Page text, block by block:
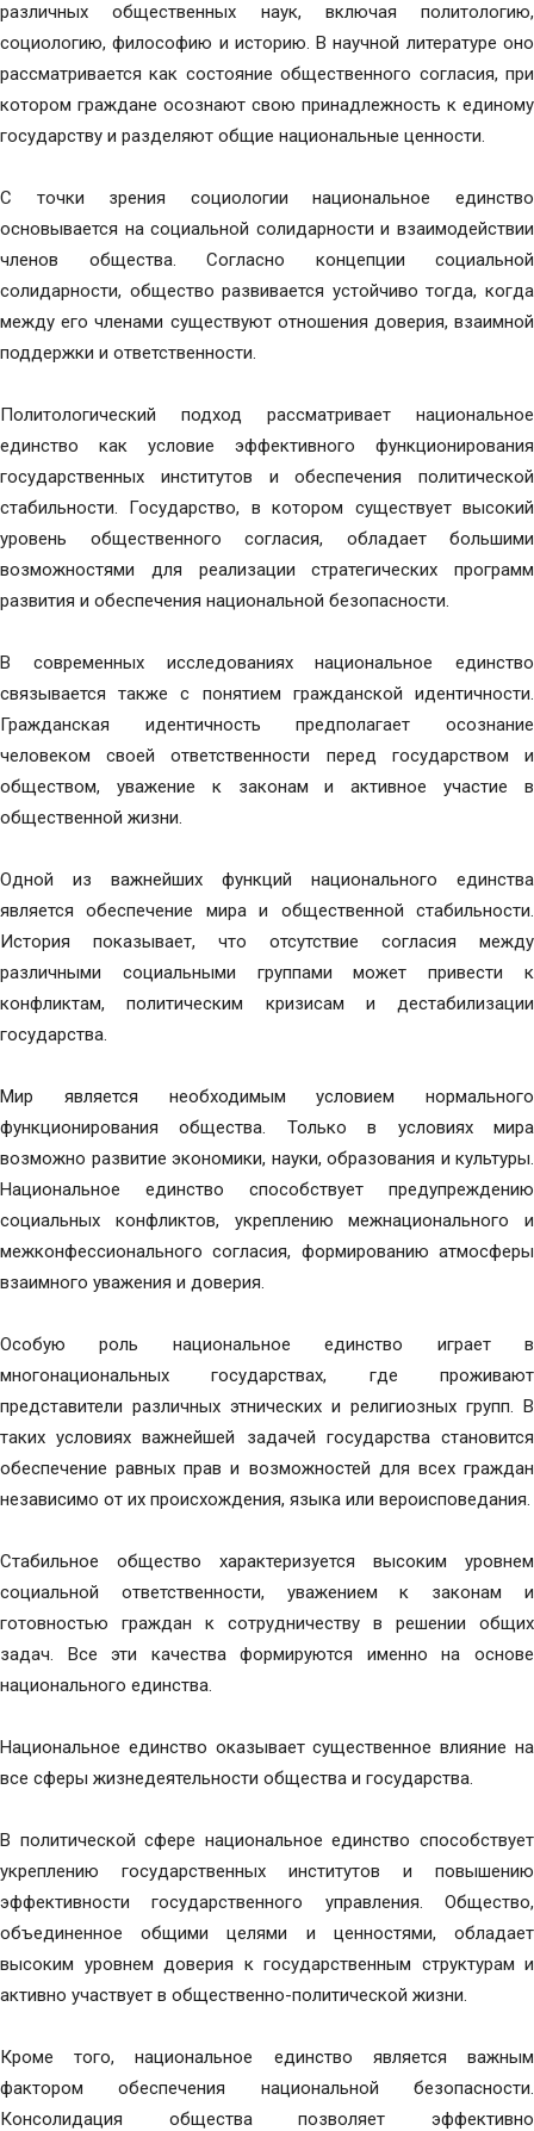
различных общественных наук, включая политологию,
социологию, философию и историю. В научной литературе оно
рассматривается как состояние общественного согласия, при
котором граждане осознают свою принадлежность к единому
государству и разделяют общие национальные ценности.
С точки зрения социологии национальное единство
основывается на социальной солидарности и взаимодействии
членов общества. Согласно концепции социальной
солидарности, общество развивается устойчиво тогда, когда
между его членами существуют отношения доверия, взаимной
поддержки и ответственности.
Политологический подход рассматривает национальное
единство как условие эффективного функционирования
государственных институтов и обеспечения политической
стабильности. Государство, в котором существует высокий
уровень общественного согласия, обладает большими
возможностями для реализации стратегических программ
развития и обеспечения национальной безопасности.
В современных исследованиях национальное единство
связывается также с понятием гражданской идентичности.
Гражданская идентичность предполагает осознание
человеком своей ответственности перед государством и
обществом, уважение к законам и активное участие в
общественной жизни.
Одной из важнейших функций национального единства
является обеспечение мира и общественной стабильности.
История показывает, что отсутствие согласия между
различными социальными группами может привести к
конфликтам, политическим кризисам и дестабилизации
государства.
Мир является необходимым условием нормального
функционирования общества. Только в условиях мира
возможно развитие экономики, науки, образования и культуры.
Национальное единство способствует предупреждению
социальных конфликтов, укреплению межнационального и
межконфессионального согласия, формированию атмосферы
взаимного уважения и доверия.
Особую роль национальное единство играет в
многонациональных государствах, где проживают
представители различных этнических и религиозных групп. В
таких условиях важнейшей задачей государства становится
обеспечение равных прав и возможностей для всех граждан
независимо от их происхождения, языка или вероисповедания.
Стабильное общество характеризуется высоким уровнем
социальной ответственности, уважением к законам и
готовностью граждан к сотрудничеству в решении общих
задач. Все эти качества формируются именно на основе
национального единства.
Национальное единство оказывает существенное влияние на
все сферы жизнедеятельности общества и государства.
В политической сфере национальное единство способствует
укреплению государственных институтов и повышению
эффективности государственного управления. Общество,
объединенное общими целями и ценностями, обладает
высоким уровнем доверия к государственным структурам и
активно участвует в общественно-политической жизни.
Кроме того, национальное единство является важным
фактором обеспечения национальной безопасности.
Консолидация общества позволяет эффективно